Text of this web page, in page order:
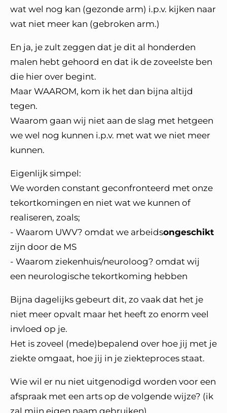
wat wel nog kan (gezonde arm) i.p.v. kijken naar
wat niet meer kan (gebroken arm.)
En ja, je zult zeggen dat je dit al honderden
malen hebt gehoord en dat ik de zoveelste ben
die hier over begint.
Maar WAAROM, kom ik het dan bijna altijd
tegen.
Waarom gaan wij niet aan de slag met hetgeen
we wel nog kunnen i.p.v. met wat we niet meer
kunnen.
Eigenlijk simpel:
We worden constant geconfronteerd met onze
tekortkomingen en niet wat we kunnen of
realiseren, zoals;
- Waarom UWV? omdat we arbeidsongeschikt
zijn door de MS
- Waarom ziekenhuis/neuroloog? omdat wij
een neurologische tekortkoming hebben
Bijna dagelijks gebeurt dit, zo vaak dat het je
niet meer opvalt maar het heeft zo enorm veel
invloed op je.
Het is zoveel (mede)bepalend over hoe jij met je
ziekte omgaat, hoe jij in je ziekteproces staat.
Wie wil er nu niet uitgenodigd worden voor een
afspraak met een arts op de volgende wijze? (ik
zal mijn eigen naam gebruiken)